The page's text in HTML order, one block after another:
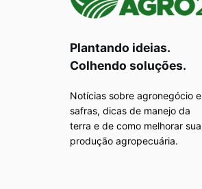
Plantando ideias.
Colhendo soluções.
Notícias sobre agronegócio e
safras, dicas de manejo da
terra e de como melhorar sua
produção agropecuária.